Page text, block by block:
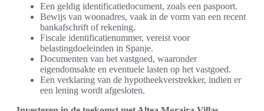
Een geldig identificatiedocument, zoals een paspoort.
Bewijs van woonadres, vaak in de vorm van een recent
bankafschrift of rekening.
Fiscale identificatienummer, vereist voor
belastingdoeleinden in Spanje.
Documenten van het vastgoed, waaronder
eigendomsakte en eventuele lasten op het vastgoed.
Een verklaring van de hypotheekverstrekker, indien er
een lening wordt afgesloten.